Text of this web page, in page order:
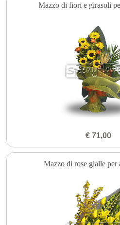
Mazzo di fiori e girasoli
€ 71,00
Mazzo di rose gialle per